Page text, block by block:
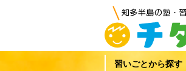
習いごとから探す